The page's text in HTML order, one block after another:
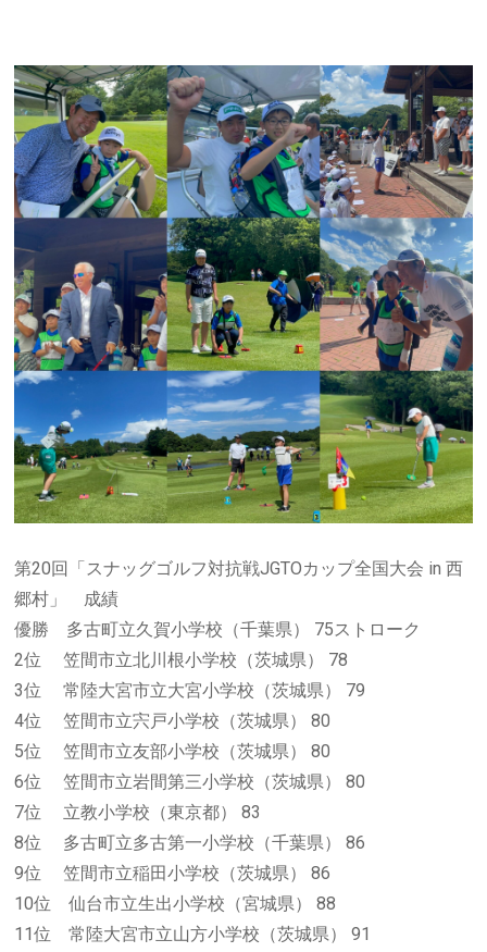
第20回「スナッグゴルフ対抗戦JGTOカップ全国大会 in 西
郷村」 成績
優勝 多古町立久賀小学校（千葉県） 75ストローク
2位 笠間市立北川根小学校（茨城県） 78
3位 常陸大宮市立大宮小学校（茨城県） 79
4位 笠間市立宍戸小学校（茨城県） 80
5位 笠間市立友部小学校（茨城県） 80
6位 笠間市立岩間第三小学校（茨城県） 80
7位 立教小学校（東京都） 83
8位 多古町立多古第一小学校（千葉県） 86
9位 笠間市立稲田小学校（茨城県） 86
10位 仙台市立生出小学校（宮城県） 88
11位 常陸大宮市立山方小学校（茨城県） 91